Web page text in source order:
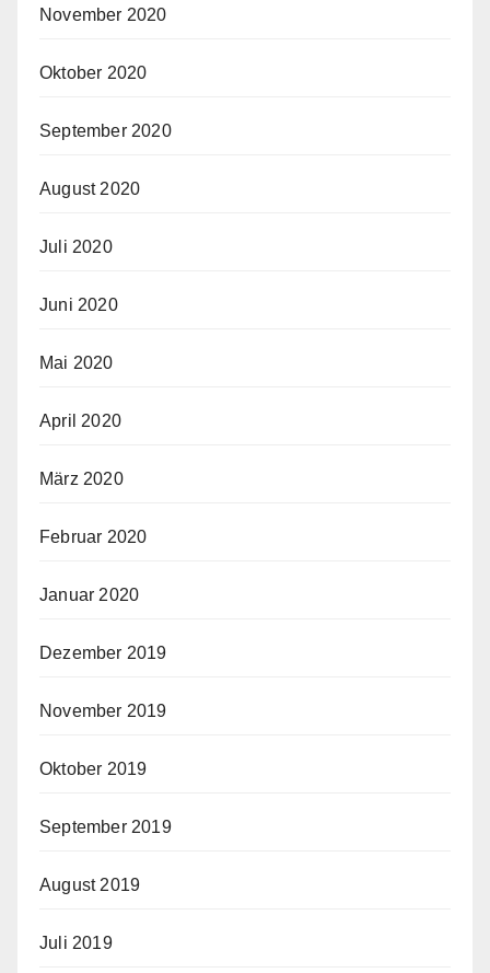
November 2020
Oktober 2020
September 2020
August 2020
Juli 2020
Juni 2020
Mai 2020
April 2020
März 2020
Februar 2020
Januar 2020
Dezember 2019
November 2019
Oktober 2019
September 2019
August 2019
Juli 2019